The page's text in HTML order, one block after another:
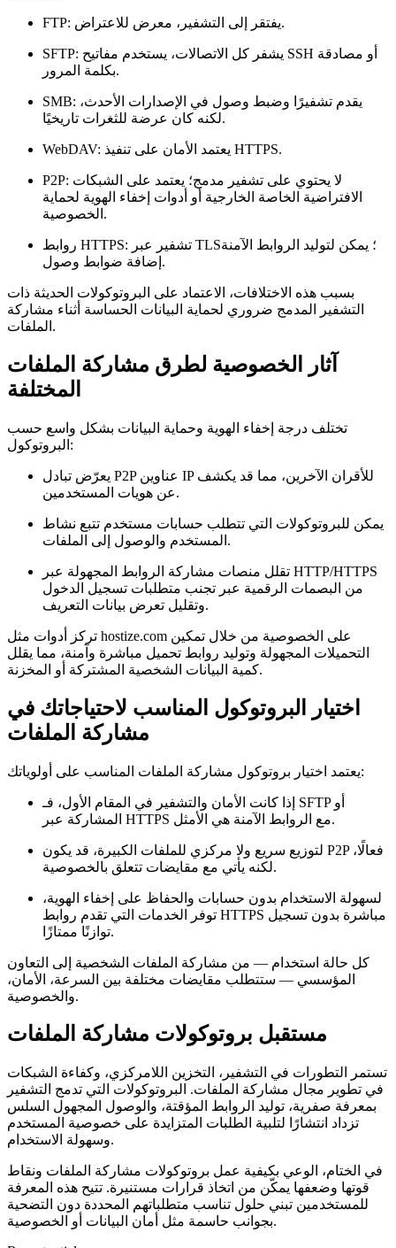
FTP: يفتقر إلى التشفير، معرض للاعتراض.
SFTP:
بكلمة المرور.
SMB:
لكنه كان عرضة للثغرات تاريخيًا.
WebDAV: يعتمد الأمان على تنفيذ HTTPS.
P2P:
الافتراضية الخاصة الخارجية أو أدوات إخفاء الهوية لحماية
الخصوصية.
روابط HTTPS:
إضافة ضوابط وصول.
بسبب هذه الاختلافات، الاعتماد على البروتوكولات الحديثة ذات
التشفير المدمج ضروري لحماية البيانات الحساسة أثناء مشاركة
الملفات.
آثار الخصوصية لطرق مشاركة الملفات
المختلفة
تختلف درجة إخفاء الهوية وحماية البيانات بشكل واسع حسب
البروتوكول:
يعرّض تبادل P2P عناوين IP للأقران الآخرين، مما قد يكشف
عن هويات المستخدمين.
يمكن للبروتوكولات التي تتطلب حسابات مستخدم تتبع نشاط
المستخدم والوصول إلى الملفات.
تقلل منصات مشاركة الروابط المجهولة عبر HTTP/HTTPS
من البصمات الرقمية عبر تجنب متطلبات تسجيل الدخول
وتقليل تعرض بيانات التعريف.
تركز أدوات مثل hostize.com على الخصوصية من خلال تمكين
التحميلات المجهولة وتوليد روابط تحميل مباشرة وآمنة، مما يقلل
كمية البيانات الشخصية المشتركة أو المخزنة.
اختيار البروتوكول المناسب لاحتياجاتك في
مشاركة الملفات
يعتمد اختيار بروتوكول مشاركة الملفات المناسب على أولوياتك:
إذا كانت الأمان والتشفير في المقام الأول، فـ SFTP أو
المشاركة عبر HTTPS مع الروابط الآمنة هي الأمثل.
لتوزيع سريع ولا مركزي للملفات الكبيرة، قد يكون P2P فعالًا،
لكنه يأتي مع مقايضات تتعلق بالخصوصية.
لسهولة الاستخدام بدون حسابات والحفاظ على إخفاء الهوية،
توفر الخدمات التي تقدم روابط HTTPS مباشرة بدون تسجيل
توازنًا ممتازًا.
كل حالة استخدام — من مشاركة الملفات الشخصية إلى التعاون
المؤسسي — ستتطلب مقايضات مختلفة بين السرعة، الأمان،
والخصوصية.
مستقبل بروتوكولات مشاركة الملفات
تستمر التطورات في التشفير، التخزين اللامركزي، وكفاءة الشبكات
في تطوير مجال مشاركة الملفات. البروتوكولات التي تدمج التشفير
بمعرفة صفرية، توليد الروابط المؤقتة، والوصول المجهول السلس
تزداد انتشارًا لتلبية الطلبات المتزايدة على خصوصية المستخدم
وسهولة الاستخدام.
في الختام، الوعي بكيفية عمل بروتوكولات مشاركة الملفات ونقاط
قوتها وضعفها يمكّن من اتخاذ قرارات مستنيرة. تتيح هذه المعرفة
للمستخدمين تبني حلول تناسب متطلباتهم المحددة دون التضحية
بجوانب حاسمة مثل أمان البيانات أو الخصوصية.